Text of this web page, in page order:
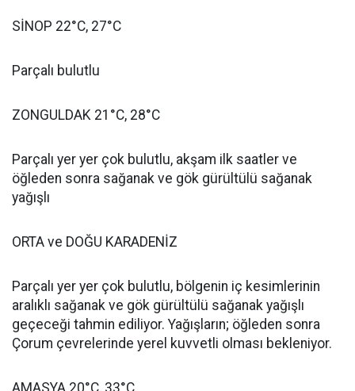
SİNOP 22°C, 27°C
Parçalı bulutlu
ZONGULDAK 21°C, 28°C
Parçalı yer yer çok bulutlu, akşam ilk saatler ve
öğleden sonra sağanak ve gök gürültülü sağanak
yağışlı
ORTA ve DOĞU KARADENİZ
Parçalı yer yer çok bulutlu, bölgenin iç kesimlerinin
aralıklı sağanak ve gök gürültülü sağanak yağışlı
geçeceği tahmin ediliyor. Yağışların; öğleden sonra
Çorum çevrelerinde yerel kuvvetli olması bekleniyor.
AMASYA 20°C, 33°C